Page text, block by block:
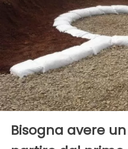
Bisogna avere